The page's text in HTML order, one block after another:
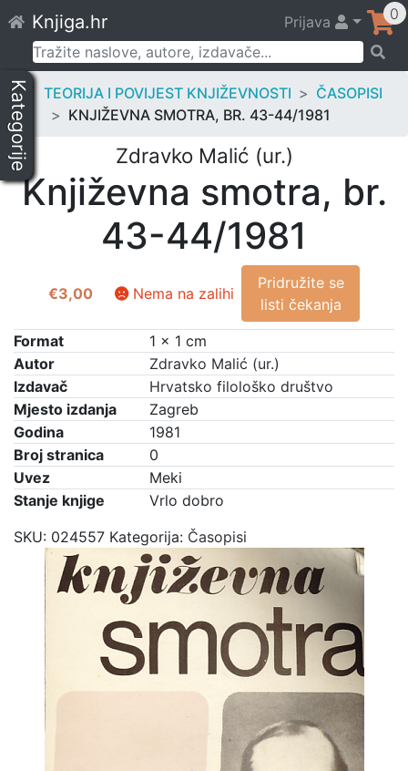
to
content
Knjiga.hr Prijava 0
Pretraži:
Kategorije TEORIJA I POVIJEST KNJIŽEVNOSTI
ČASOPISI
KNJIŽEVNA SMOTRA, BR. 43-44/1981
Zdravko Malić (ur.)
Književna smotra, br.
43-44/1981
€3,00 Nema na zalihi
Pridružite se
listi čekanja
Format
1 × 1 cm
Autor
Zdravko Malić (ur.)
Izdavač
Hrvatsko filološko društvo
Mjesto izdanja
Zagreb
Godina
1981
Broj stranica
0
Uvez
Meki
Stanje knjige
Vrlo dobro
SKU: 024557 Kategorija: Časopisi